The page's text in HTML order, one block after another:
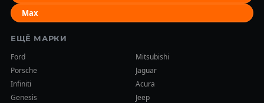
Max
ЕЩЁ МАРКИ
Ford
Mitsubishi
Porsche
Jaguar
Infiniti
Acura
Genesis
Jeep